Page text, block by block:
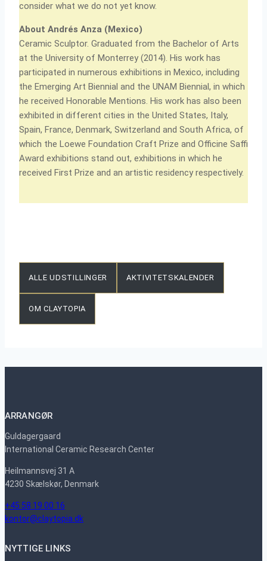
consider what we do not yet know.
About Andrés Anza (Mexico)
Ceramic Sculptor. Graduated from the Bachelor of Arts
at the University of Monterrey (2014). His work has
participated in numerous exhibitions in Mexico, including
the Emerging Art Biennial and the UNAM Biennial, in which
he received Honorable Mentions. His work has also been
exhibited in different cities in the United States, Italy,
Spain, France, Denmark, Switzerland and South Africa, of
which the Loewe Foundation Craft Prize and Officine Saffi
Award exhibitions stand out, exhibitions in which he
received First Prize and an artistic residency respectively.
ALLE UDSTILLINGER AKTIVITETSKALENDER
OM CLAYTOPIA
ARRANGØR
Guldagergaard
International Ceramic Research Center
Heilmannsvej 31 A
4230 Skælskør, Denmark
+45 58 19 00 16
kontor@claytopia.dk
NYTTIGE LINKS